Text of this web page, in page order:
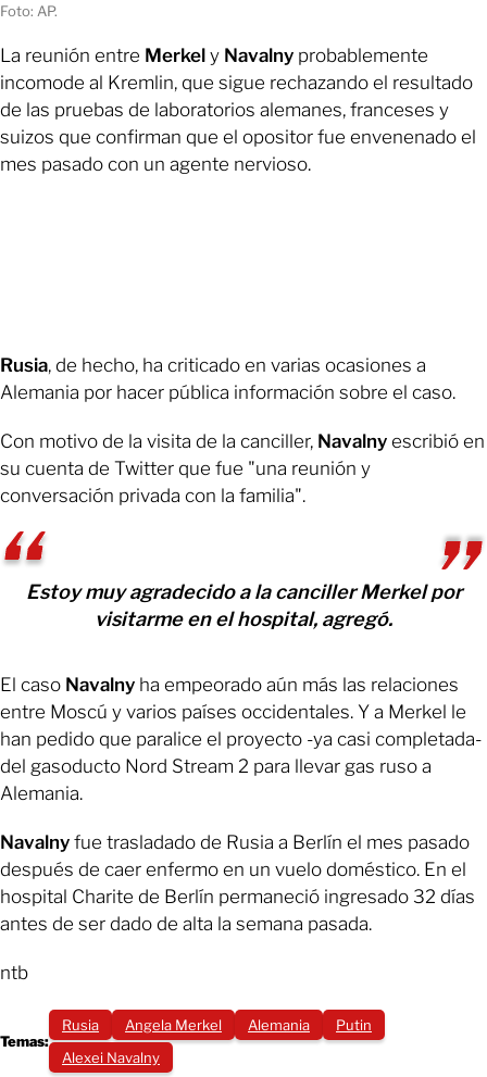
Foto: AP.
La reunión entre Merkel y Navalny probablemente
incomode al Kremlin, que sigue rechazando el resultado
de las pruebas de laboratorios alemanes, franceses y
suizos que confirman que el opositor fue envenenado el
mes pasado con un agente nervioso.
Rusia, de hecho, ha criticado en varias ocasiones a
Alemania por hacer pública información sobre el caso.
Con motivo de la visita de la canciller, Navalny escribió en
su cuenta de Twitter que fue "una reunión y
conversación privada con la familia".
Estoy muy agradecido a la canciller Merkel por
visitarme en el hospital, agregó.
El caso Navalny ha empeorado aún más las relaciones
entre Moscú y varios países occidentales. Y a Merkel le
han pedido que paralice el proyecto -ya casi completada-
del gasoducto Nord Stream 2 para llevar gas ruso a
Alemania.
Navalny fue trasladado de Rusia a Berlín el mes pasado
después de caer enfermo en un vuelo doméstico. En el
hospital Charite de Berlín permaneció ingresado 32 días
antes de ser dado de alta la semana pasada.
ntb
Temas:
Rusia Angela Merkel Alemania
Putin
Alexei Navalny